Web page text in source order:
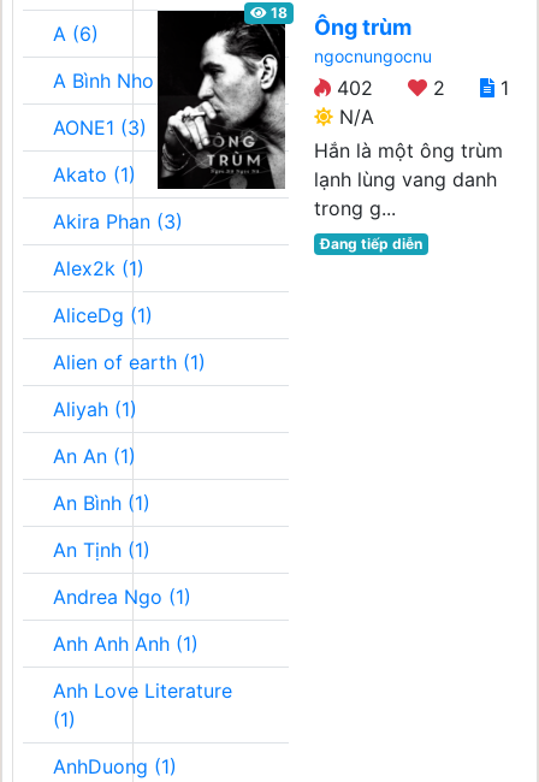
A (6)
A Bình Nho (2)
AONE1 (3)
Akato (1)
Akira Phan (3)
Alex2k (1)
AliceDg (1)
Alien of earth (1)
Aliyah (1)
An An (1)
An Bình (1)
An Tịnh (1)
Andrea Ngo (1)
Anh Anh Anh (1)
Anh Love Literature
(1)
AnhDuong (1)
18
Ông trùm
ngocnungocnu
402 2
1
N/A
Hắn là một ông trùm
lạnh lùng vang danh
trong g...
Đang tiếp diễn